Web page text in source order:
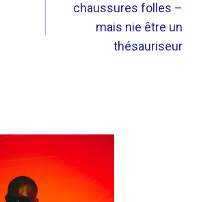
chaussures folles –
mais nie être un
thésauriseur